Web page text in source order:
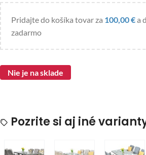
Pridajte do košíka tovar za 100,00€a
zadarmo
Nie je na sklade
Pozrite si aj iné